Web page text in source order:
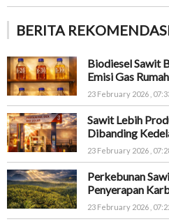
BERITA
Biodiesel Sawit
Emisi Gas
23 February 2026 ,
Sawit Lebih
Dibanding
23 February 2026 ,
Perkebunan
Penyerapan
23 February 2026 ,